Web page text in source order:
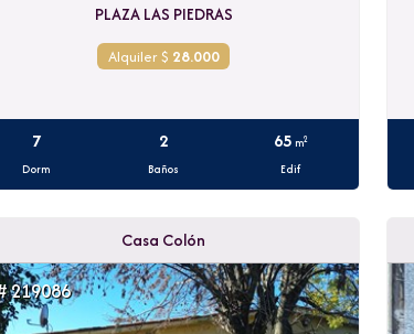
PLAZA LAS PIEDRAS
Alquiler $ 28.000
7
Dorm
2
Baños
65 m2
Edif
Casa Colón
219086